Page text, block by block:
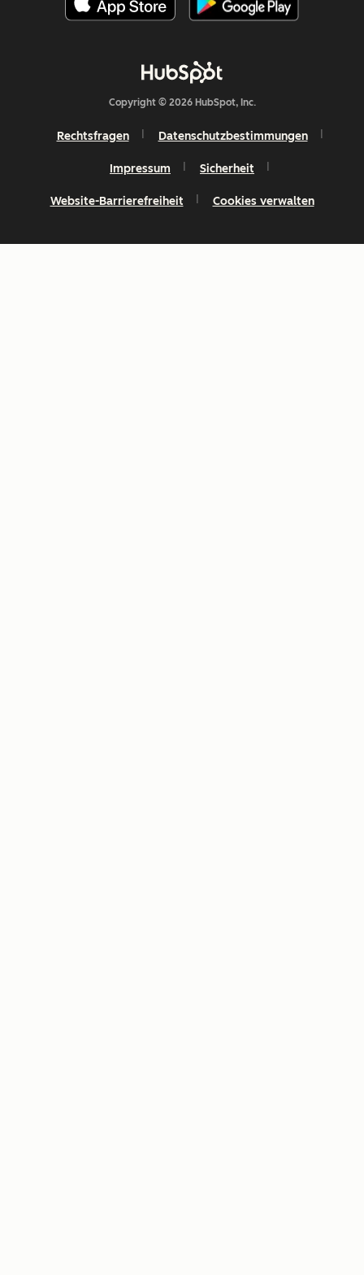
Copyright © 2026 HubSpot, Inc.
Rechtsfragen Datenschutzbestimmungen
Impressum Sicherheit
Website-Barrierefreiheit Cookies verwalten